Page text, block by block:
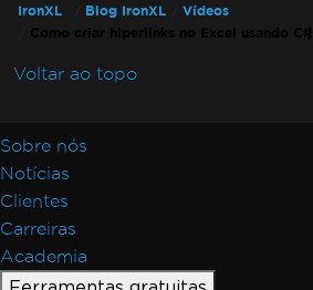
IronXL Blog IronXL
Vídeos
Como criar hiperlinks no Excel usando C#
Voltar ao topo
Sobre nós
Notícias
Clientes
Carreiras
Academia